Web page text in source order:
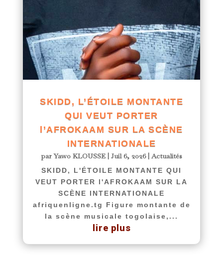
SKIDD, L’ÉTOILE MONTANTE
QUI VEUT PORTER
l’AFROKAAM SUR LA SCÈNE
INTERNATIONALE
parYawo KLOUSSE| Juil 6, 2026|Actualités
SKIDD, L'ÉTOILE MONTANTE QUI
VEUT PORTER l'AFROKAAM SUR LA
SCÈNE INTERNATIONALE
afriquenligne.tg Figure montante de
la scène musicale togolaise,...
lire plus